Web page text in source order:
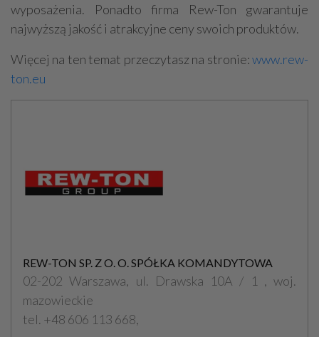
wyposażenia. Ponadto firma Rew-Ton gwarantuje
najwyższą jakość i atrakcyjne ceny swoich produktów.
Więcej na ten temat przeczytasz na stronie:www.rew-
ton.eu
REW-TON SP. Z O. O. SPÓŁKA KOMANDYTOWA
02-202 Warszawa, ul. Drawska 10A / 1 , woj.
mazowieckie
tel. +48 606 113 668,